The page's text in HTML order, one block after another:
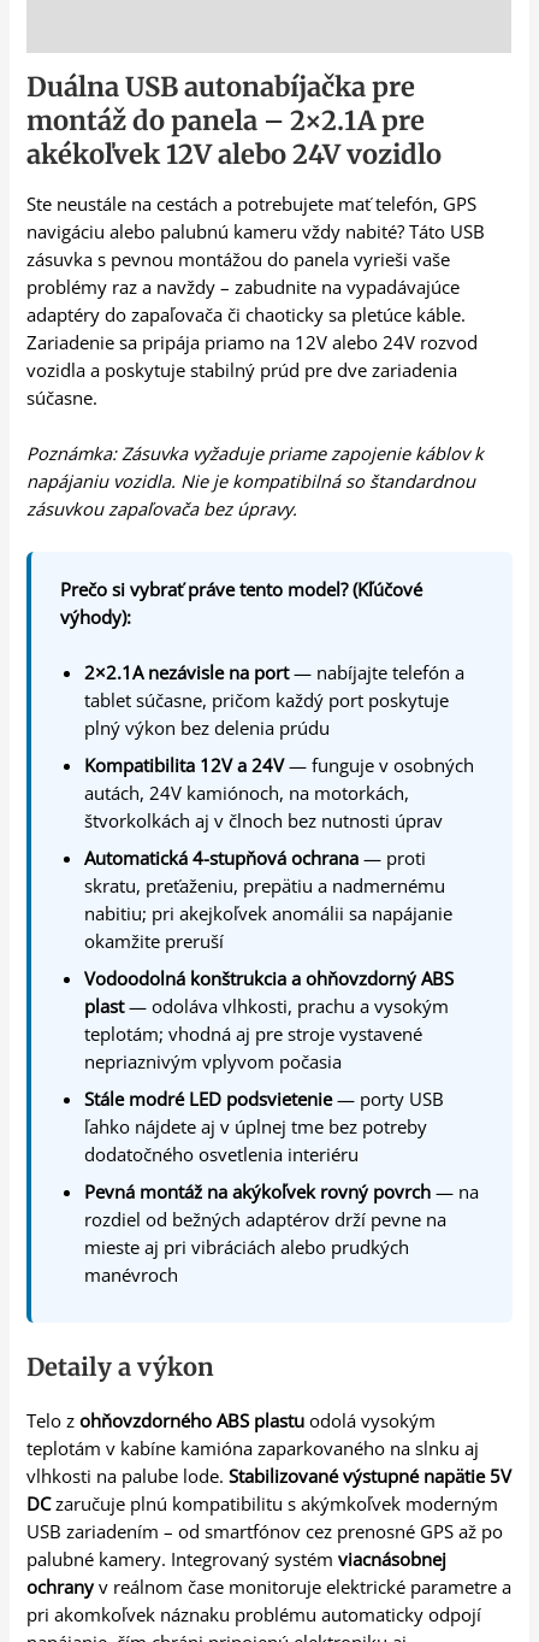
Duálna USB autonabíjačka pre
montáž do panela – 2×2.1A pre
akékoľvek 12V alebo 24V vozidlo
Ste neustále na cestách a potrebujete mať telefón, GPS
navigáciu alebo palubnú kameru vždy nabité? Táto USB
zásuvka s pevnou montážou do panela vyrieši vaše
problémy raz a navždy – zabudnite na vypadávajúce
adaptéry do zapaľovača či chaoticky sa pletúce káble.
Zariadenie sa pripája priamo na 12V alebo 24V rozvod
vozidla a poskytuje stabilný prúd pre dve zariadenia
súčasne.
Poznámka: Zásuvka vyžaduje priame zapojenie káblov k
napájaniu vozidla. Nie je kompatibilná so štandardnou
zásuvkou zapaľovača bez úpravy.
Prečo si vybrať práve tento model? (Kľúčové
výhody):
2×2.1A nezávisle na port— nabíjajte telefón a
tablet súčasne, pričom každý port poskytuje
plný výkon bez delenia prúdu
Kompatibilita 12V a 24V— funguje v osobných
autách, 24V kamiónoch, na motorkách,
štvorkolkách aj v člnoch bez nutnosti úprav
Automatická 4-stupňová ochrana — proti
skratu, preťaženiu, prepätiu a nadmernému
nabitiu; pri akejkoľvek anomálii sa napájanie
okamžite preruší
Vodoodolná konštrukcia a ohňovzdorný ABS
plast— odoláva vlhkosti, prachu a vysokým
teplotám; vhodná aj pre stroje vystavené
nepriaznivým vplyvom počasia
Stále modré LED podsvietenie— porty USB
ľahko nájdete aj v úplnej tme bez potreby
dodatočného osvetlenia interiéru
Pevná montáž na akýkoľvek rovný povrch — na
rozdiel od bežných adaptérov drží pevne na
mieste aj pri vibráciách alebo prudkých
manévroch
Detaily a výkon
Telo zohňovzdorného ABS plastu odolá vysokým
teplotám v kabíne kamióna zaparkovaného na slnku aj
vlhkosti na palube lode.Stabilizované výstupné napätie 5V
DCzaručuje plnú kompatibilitu s akýmkoľvek moderným
USB zariadením – od smartfónov cez prenosné GPS až po
palubné kamery. Integrovaný systémviacnásobnej
ochrany v reálnom čase monitoruje elektrické parametre a
pri akomkoľvek náznaku problému automaticky odpojí